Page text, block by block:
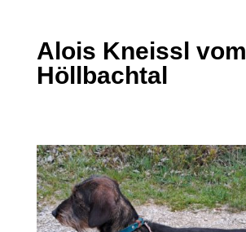
Alois Kneissl vom
Höllbachtal